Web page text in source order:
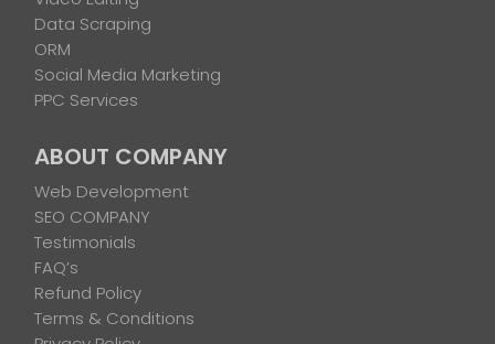
Data Scraping
ORM
Social Media Marketing
PPC Services
ABOUT COMPANY
Web Development
SEO COMPANY
Testimonials
FAQ’s
Refund Policy
Terms & Conditions